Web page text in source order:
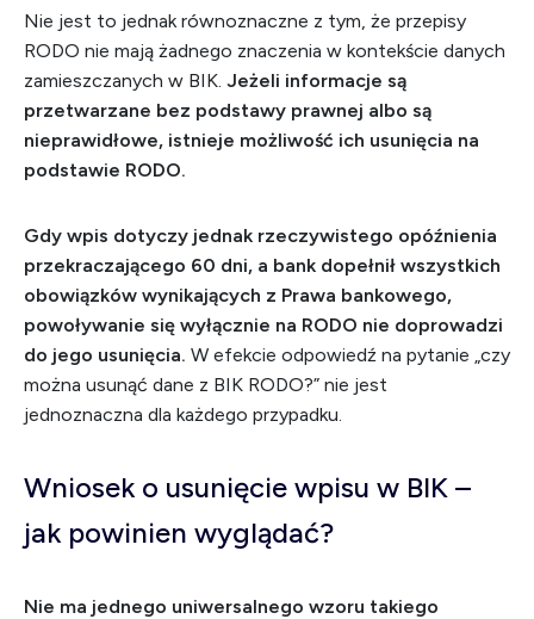
Nie jest to jednak równoznaczne z tym, że przepisy
RODO nie mają żadnego znaczenia w kontekście danych
zamieszczanych w BIK. Jeżeli informacje są
przetwarzane bez podstawy prawnej albo są
nieprawidłowe, istnieje możliwość ich usunięcia na
podstawie RODO.
Gdy wpis dotyczy jednak rzeczywistego opóźnienia
przekraczającego 60 dni, a bank dopełnił wszystkich
obowiązków wynikających z Prawa bankowego,
powoływanie się wyłącznie na RODO nie doprowadzi
do jego usunięcia. W efekcie odpowiedź na pytanie „czy
można usunąć dane z BIK RODO?” nie jest
jednoznaczna dla każdego przypadku.
Wniosek o usunięcie wpisu w BIK –
jak powinien wyglądać?
Nie ma jednego uniwersalnego wzoru takiego